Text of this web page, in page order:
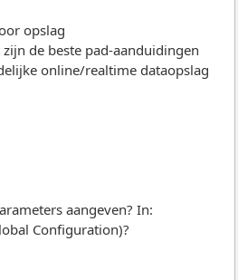
opslag
de beste pad-aanduidingen
online/realtime dataopslag
aangeven? In:
Configuration)?